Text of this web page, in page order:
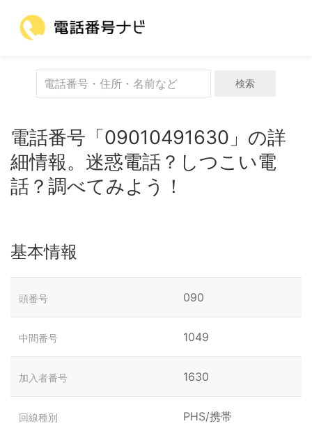
検索
電話番号「09010491630」の詳
細情報。迷惑電話？しつこい電
話？調べてみよう！
基本情報
頭番号 090
中間番号 1049
加入者番号 1630
回線種別 PHS/携帯